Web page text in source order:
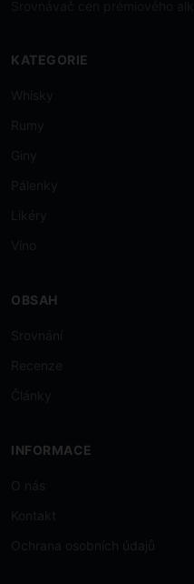
KATEGORIE
OBSAH
INFORMACE